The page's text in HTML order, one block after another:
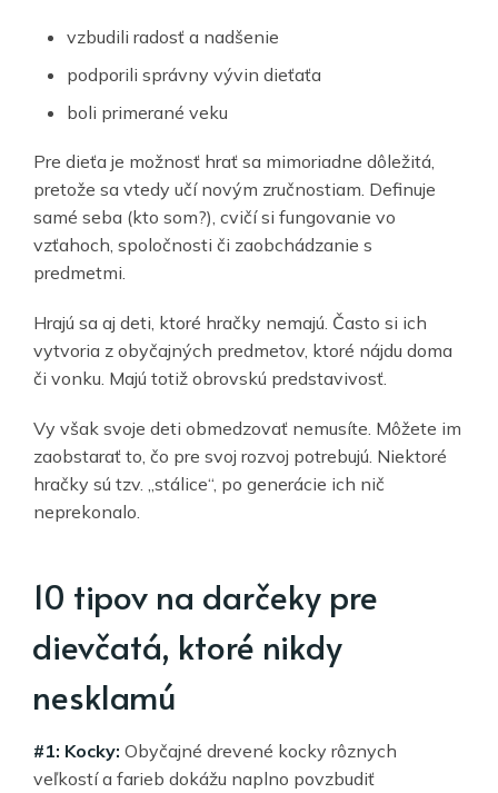
vzbudili radosť a nadšenie
podporili správny vývin dieťaťa
boli primerané veku
Pre dieťa je možnosť hrať sa mimoriadne dôležitá,
pretože sa vtedy učí novým zručnostiam. Definuje
samé seba (kto som?), cvičí si fungovanie vo
vzťahoch, spoločnosti či zaobchádzanie s
predmetmi.
Hrajú sa aj deti, ktoré hračky nemajú. Často si ich
vytvoria z obyčajných predmetov, ktoré nájdu doma
či vonku. Majú totiž obrovskú predstavivosť.
Vy však svoje deti obmedzovať nemusíte. Môžete im
zaobstarať to, čo pre svoj rozvoj potrebujú. Niektoré
hračky sú tzv. „stálice“, po generácie ich nič
neprekonalo.
10 tipov na darčeky pre
dievčatá, ktoré nikdy
nesklamú
#1: Kocky: Obyčajné drevené kocky rôznych
veľkostí a farieb dokážu naplno povzbudiť